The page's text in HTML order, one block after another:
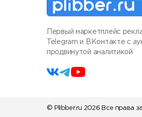
Первый маркетплейс
Telegram и ВКонтакте с
продвинутой аналитикой
© Plibber.ru 2026 Все права